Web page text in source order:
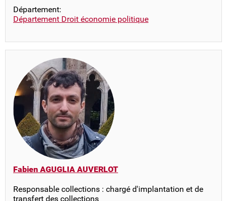
Département:
Département Droit économie politique
Fabien AGUGLIA AUVERLOT
Responsable collections : chargé d'implantation et de
transfert des collections